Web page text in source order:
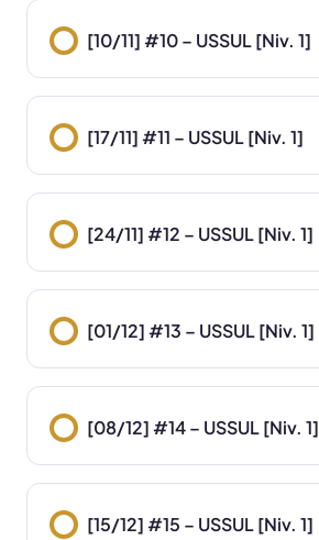
[10/11] #10 – USSUL [Niv. 1]
[17/11] #11 – USSUL [Niv. 1]
[24/11] #12 – USSUL [Niv. 1]
[01/12] #13 – USSUL [Niv. 1]
[08/12] #14 – USSUL [Niv. 1]
[15/12] #15 – USSUL [Niv. 1]